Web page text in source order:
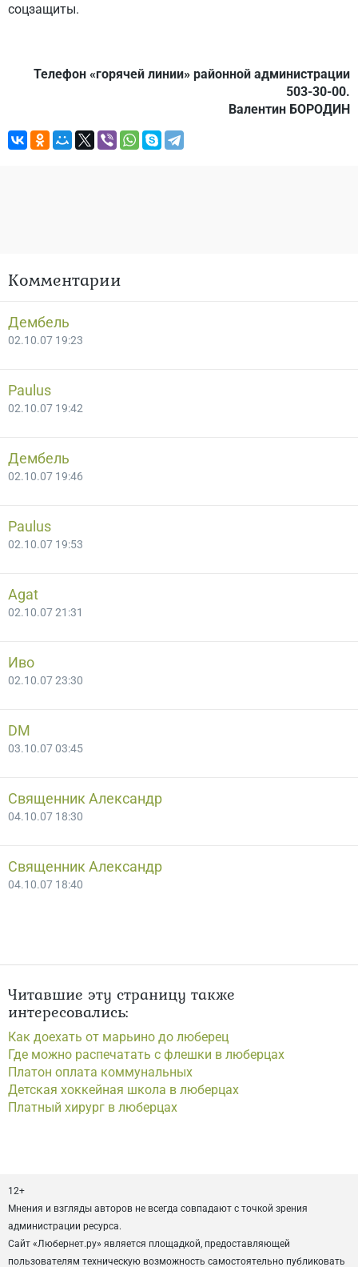
соцзащиты.
Телефон «горячей линии» районной администрации
503-30-00.
Валентин БОРОДИН
Комментарии
Дембель
02.10.07 19:23
Paulus
02.10.07 19:42
Дембель
02.10.07 19:46
Paulus
02.10.07 19:53
Agat
02.10.07 21:31
Иво
02.10.07 23:30
DM
03.10.07 03:45
Священник Александр
04.10.07 18:30
Священник Александр
04.10.07 18:40
Читавшие эту страницу также
интересовались:
Как доехать от марьино до люберец
Где можно распечатать с флешки в люберцах
Платон оплата коммунальных
Детская хоккейная школа в люберцах
Платный хирург в люберцах
12+
Мнения и взгляды авторов не всегда совпадают с точкой зрения
администрации ресурса.
Сайт «Любернет.ру» является площадкой, предоставляющей
пользователям техническую возможность самостоятельно публиковать